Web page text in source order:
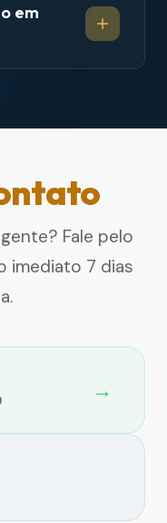
em
Fale pelo
imediato 7 dias
→